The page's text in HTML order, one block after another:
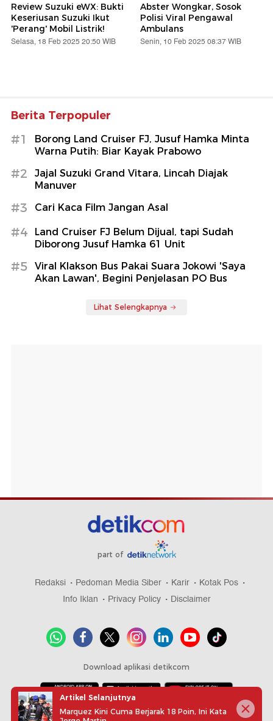
Review Suzuki eWX: Bukti
Keseriusan Suzuki Ikut
'Perang' Mobil Listrik!
Selasa, 18 Feb 2025 20:50 WIB
Abster Wongkar, Sosok
Polisi Viral Pengawal
Ambulans
Senin, 10 Feb 2025 08:37 WIB
Berita Terpopuler
#1
Borong Land Cruiser FJ, Jusuf Hamka Minta
Warna Putih: Biar Kayak Prabowo
#2
Jajal Suzuki Grand Vitara, Lincah Diajak
Manuver
#3 Cari Kaca Film Jangan Asal
#4
Land Cruiser FJ Belum Dijual, tapi Sudah
Diborong Jusuf Hamka 61 Unit
#5
Viral Klakson Bus Pakai Suara Jokowi 'Saya
Akan Lawan', Begini Penjelasan PO Bus
Lihat Selengkapnya
part of
Redaksi Pedoman Media Siber Karir
Kotak Pos
Info Iklan
Privacy Policy Disclaimer
Download aplikasi detikcom
Copyright @ 2026 detikcom, All right reserved
Artikel Selanjutnya
Marquez Kini Cuma Berjarak 18 Poin, Ini Kata